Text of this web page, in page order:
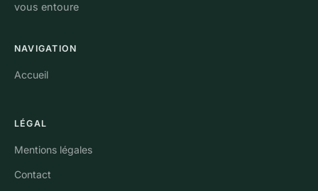
vous entoure
NAVIGATION
Accueil
LÉGAL
Mentions légales
Contact